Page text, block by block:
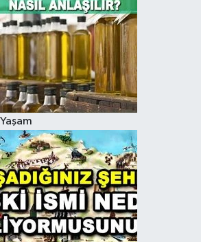
Yaşam